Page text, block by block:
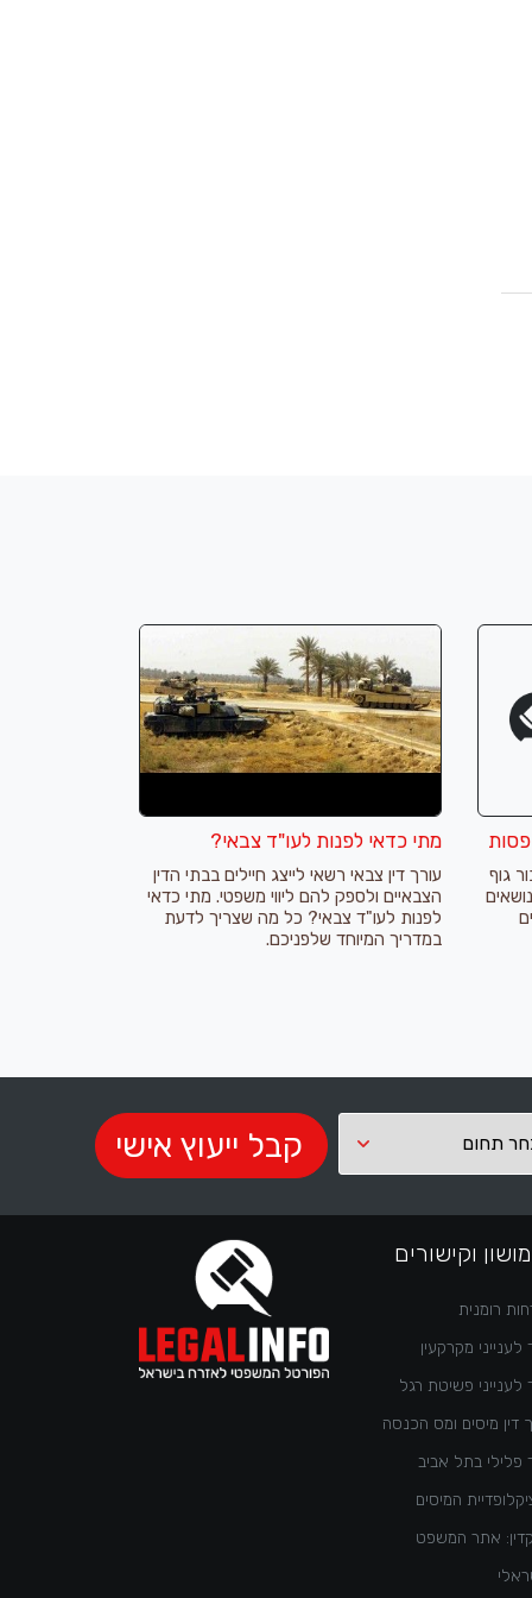
גוף
מתי כדאי לפנות לעו"ד צבאי?
עורך דין צבאי רשאי לייצג חיילים בבתי הדין
הצבאיים ולספק להם ליווי משפטי. מתי כדאי
לפנות לעו"ד צבאי? כל מה שצריך לדעת
במדריך המיוחד שלפניכם.
וקישורים
רומנית
לענייני מקרקעין
לענייני פשיטת רגל
דין מיסים ומס הכנסה
פלילי בתל אביב
המיסים
אתר המשפט